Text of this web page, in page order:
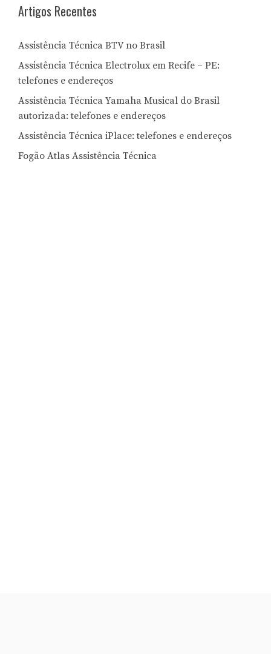
Artigos Recentes
Assistência Técnica BTV no Brasil
Assistência Técnica Electrolux em Recife – PE:
telefones e endereços
Assistência Técnica Yamaha Musical do Brasil
autorizada: telefones e endereços
Assistência Técnica iPlace: telefones e endereços
Fogão Atlas Assistência Técnica